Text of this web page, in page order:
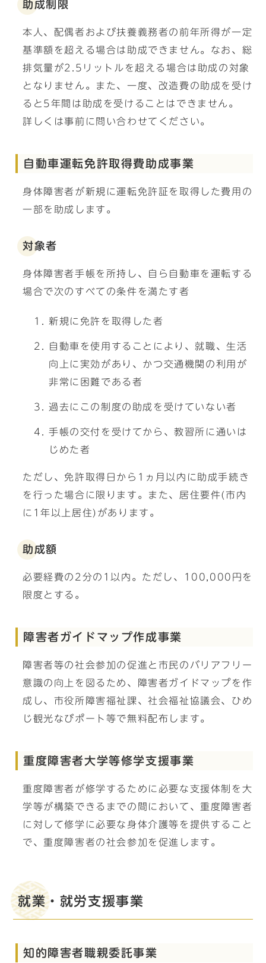
助成制限
本人、配偶者および扶養義務者の前年所得が一定
基準額を超える場合は助成できません。なお、総
排気量が2.5リットルを超える場合は助成の対象
となりません。また、一度、改造費の助成を受け
ると5年間は助成を受けることはできません。
詳しくは事前に問い合わせてください。
自動車運転免許取得費助成事業
身体障害者が新規に運転免許証を取得した費用の
一部を助成します。
対象者
身体障害者手帳を所持し、自ら自動車を運転する
場合で次のすべての条件を満たす者
新規に免許を取得した者
自動車を使用することにより、就職、生活
向上に実効があり、かつ交通機関の利用が
非常に困難である者
過去にこの制度の助成を受けていない者
手帳の交付を受けてから、教習所に通いは
じめた者
ただし、免許取得日から1ヵ月以内に助成手続き
を行った場合に限ります。また、居住要件(市内
に1年以上居住)があります。
助成額
必要経費の2分の1以内。ただし、100,000円を
限度とする。
障害者ガイドマップ作成事業
障害者等の社会参加の促進と市民のバリアフリー
意識の向上を図るため、障害者ガイドマップを作
成し、市役所障害福祉課、社会福祉協議会、ひめ
じ観光なびポート等で無料配布します。
重度障害者大学等修学支援事業
重度障害者が修学するために必要な支援体制を大
学等が構築できるまでの間において、重度障害者
に対して修学に必要な身体介護等を提供すること
で、重度障害者の社会参加を促進します。
就業・就労支援事業
知的障害者職親委託事業